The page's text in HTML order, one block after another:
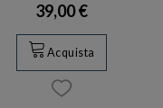
39,00 €
Acquista